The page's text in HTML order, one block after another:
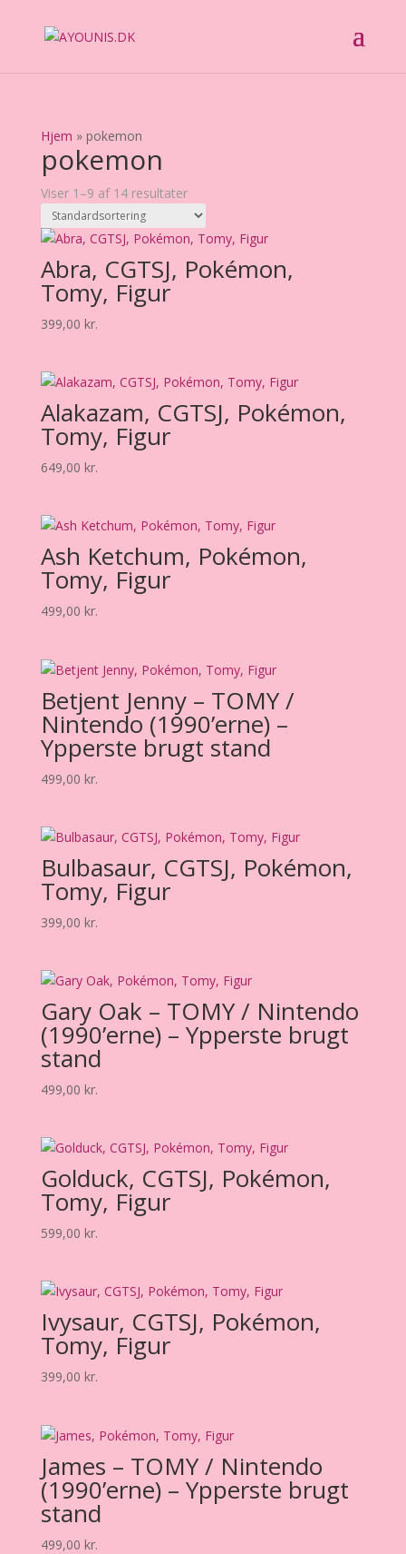
Hjem » pokemon
pokemon
Viser 1–9 af 14 resultater
Abra, CGTSJ, Pokémon,
Tomy, Figur
399,00 kr.
Alakazam, CGTSJ, Pokémon,
Tomy, Figur
649,00 kr.
Ash Ketchum, Pokémon,
Tomy, Figur
499,00 kr.
Betjent Jenny – TOMY /
Nintendo (1990’erne) –
Ypperste brugt stand
499,00 kr.
Bulbasaur, CGTSJ, Pokémon,
Tomy, Figur
399,00 kr.
Gary Oak – TOMY / Nintendo
(1990’erne) – Ypperste brugt
stand
499,00 kr.
Golduck, CGTSJ, Pokémon,
Tomy, Figur
599,00 kr.
Ivysaur, CGTSJ, Pokémon,
Tomy, Figur
399,00 kr.
James – TOMY / Nintendo
(1990’erne) – Ypperste brugt
stand
499,00 kr.